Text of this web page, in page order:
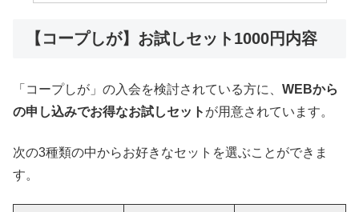
【コープしが】お試しセット1000円内容
「コープしが」の入会を検討されている方に、 WEBから
の申し込みでお得なお試しセット が用意されています。
次の3種類の中からお好きなセットを選ぶことができま
す。